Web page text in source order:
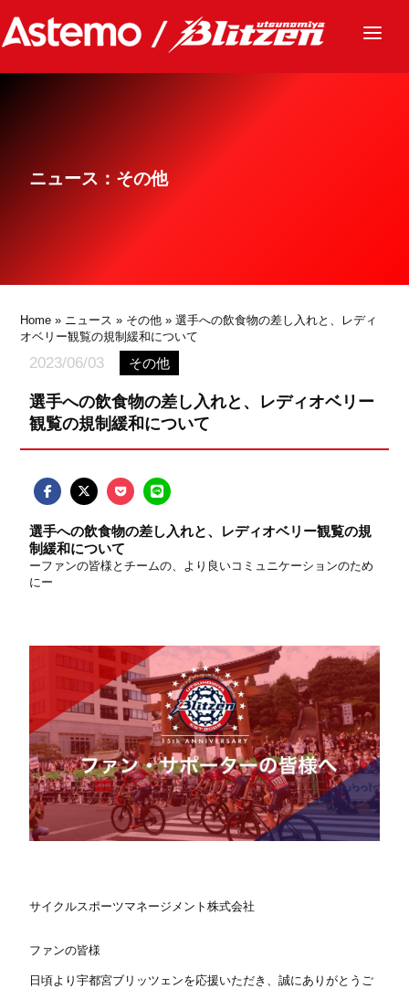
ニュース
グッズ
ニュース：その他
Home » ニュース » その他 » 選手への飲食物の差し入れと、レディ
オベリー観覧の規制緩和について
2023/06/03 その他
選手への飲食物の差し入れと、レディオベリー
観覧の規制緩和について
選手への飲食物の差し入れと、レディオベリー観覧の規
制緩和について
ーファンの皆様とチームの、より良いコミュニケーションのため
にー
サイクルスポーツマネージメント株式会社
ファンの皆様
日頃より宇都宮ブリッツェンを応援いただき、誠にありがとうご